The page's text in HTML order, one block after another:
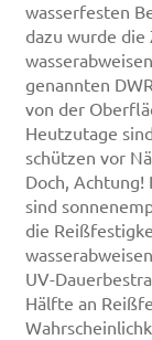
wasserfesten
dazu wurde
genannten
von der
Heutzutage
schützen vor
Doch,
sind
die
UV-
Hälfte an